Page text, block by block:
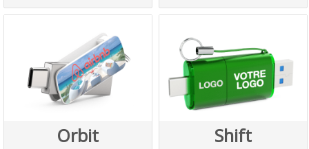
Orbit Shift